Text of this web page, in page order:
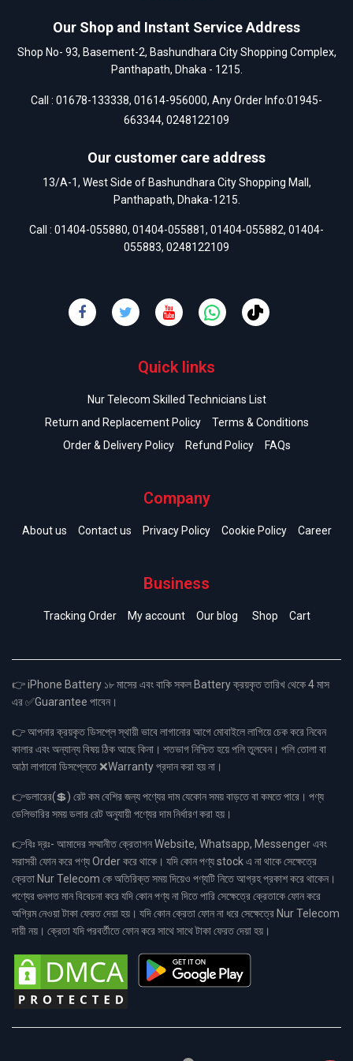
Our Shop and Instant Service Address
Shop No- 93, Basement-2, Bashundhara City Shopping Complex,
Panthapath, Dhaka - 1215.
Call : 01678-133338, 01614-956000, Any Order Info:01945-
663344, 0248122109
Our customer care address
13/A-1, West Side of Bashundhara City Shopping Mall,
Panthapath, Dhaka-1215.
Call : 01404-055880, 01404-055881, 01404-055882, 01404-
055883, 0248122109
Quick links
Nur Telecom Skilled Technicians List
Return and Replacement Policy
Terms & Conditions
Order & Delivery Policy
Refund Policy FAQs
Company
About us Contact us Privacy Policy Cookie Policy Career
Business
Tracking Order My account Our blog Shop Cart
👉 iPhone Battery ১৮ মাসের এবং বাকি সকল Battery ক্রয়কৃত তারিখ থেকে 4 মাস
এর ✅Guarantee পাবেন।
👉 আপনার ক্রয়কৃত ডিসপ্লে স্থায়ী ভাবে লাগানোর আগে মোবাইলে লাগিয়ে চেক করে নিবেন
কালার এবং অন্যান্য বিষয় ঠিক আছে কিনা। শতভাগ নিশ্চিত হয়ে পলি তুলবেন। পলি তোলা বা
আঠা লাগানো ডিসপ্লেতে ❌Warranty প্রদান করা হয় না।
👉ডলারের(💲) রেট কম বেশির জন্য পণ্যের দাম যেকোন সময় বাড়তে বা কমতে পারে। পণ্য
ডেলিভারির সময় ডলার রেট অনুযায়ী পণ্যের দাম নির্ধারণ করা হয়।
👉বিঃ দ্রঃ- আমাদের সম্মানীত ক্রেতাগন Website, Whatsapp, Messenger এবং
সরাসরী ফোন করে পণ্য Order করে থাকে। যদি কোন পণ্য stock এ না থাকে সেক্ষেত্রে
ক্রেতা Nur Telecom কে অতিরিক্ত সময় দিয়েও পণ্যটি নিতে আগ্রহ প্রকাশ করে থাকেন।
পণ্যের গুনগত মান বিবেচনা করে যদি কোন পণ্য না দিতে পারি সেক্ষেত্রে ক্রেতাকে ফোন করে
অগ্রিম নেওয়া টাকা ফেরত দেয়া হয়। যদি কোন ক্রেতা ফোন না ধরে সেক্ষেত্রে Nur Telecom
দায়ী নয়। ক্রেতা যদি পরবর্তীতে ফোন করে সাথে সাথে টাকা ফেরত দেয়া হয়।